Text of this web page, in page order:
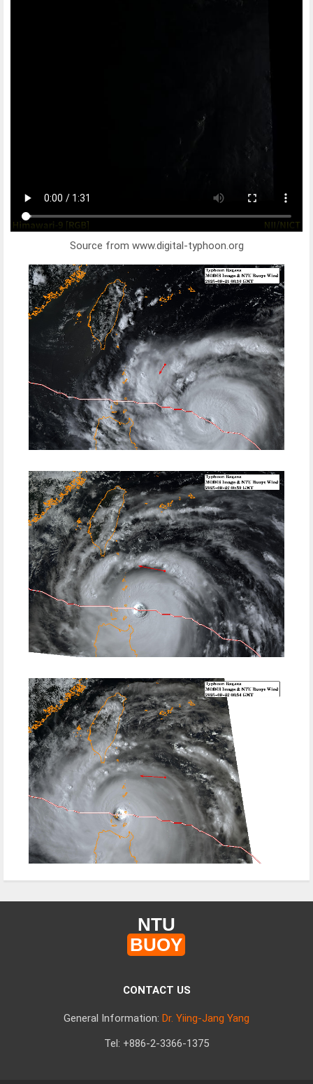
Source from www.digital-typhoon.org
NTU
BUOY
CONTACT US
General Information: Dr. Yiing-Jang Yang
Tel: +886-2-3366-1375